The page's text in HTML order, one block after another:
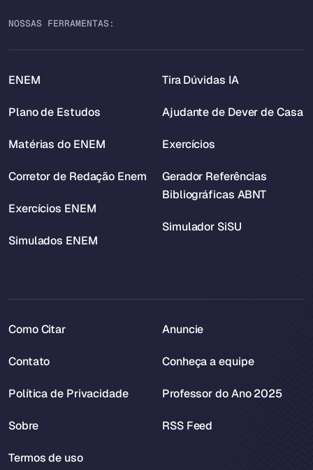
NOSSAS FERRAMENTAS:
ENEM
Plano de Estudos
Matérias do ENEM
Corretor de Redação Enem
Exercícios ENEM
Simulados ENEM
Tira Dúvidas IA
Ajudante de Dever de Casa
Exercícios
Gerador Referências
Bibliográficas ABNT
Simulador SiSU
Como Citar
Contato
Política de Privacidade
Sobre
Termos de uso
Anuncie
Conheça a equipe
Professor do Ano 2025
RSS Feed